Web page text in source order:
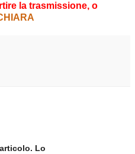
la trasmissione, o
Lo